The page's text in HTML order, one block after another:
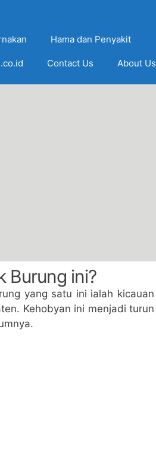
Hama dan Penyakit
Contact Us About Us
Burung ini?
yang satu ini ialah kicauan
Kehobyan ini menjadi turun